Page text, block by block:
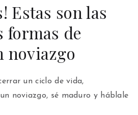
Estas son las
formas de
noviazgo
un ciclo de vida,
noviazgo, sé maduro y háblale